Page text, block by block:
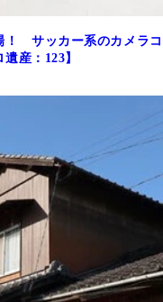
！ サッカー系のカメラコ
産：123】